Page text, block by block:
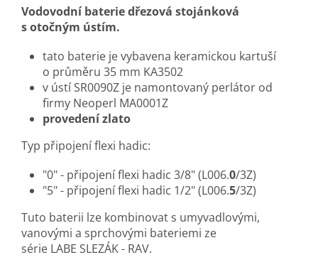
Vodovodní baterie dřezová stojánková
s otočným ústím.
tato baterie je vybavena keramickou kartuší
o průměru 35 mm KA3502
v ústí SR0090Z je namontovaný perlátor od
firmy Neoperl MA0001Z
provedení zlato
Typ připojení flexi hadic:
"0" - připojení flexi hadic 3/8" (L006.0/3Z)
"5" - připojení flexi hadic 1/2" (L006.5/3Z)
Tuto baterii lze kombinovat s umyvadlovými,
vanovými a sprchovými bateriemi ze
série LABE SLEZÁK - RAV.